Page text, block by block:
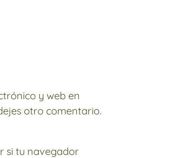
y web en
otro comentario.
si tu navegador